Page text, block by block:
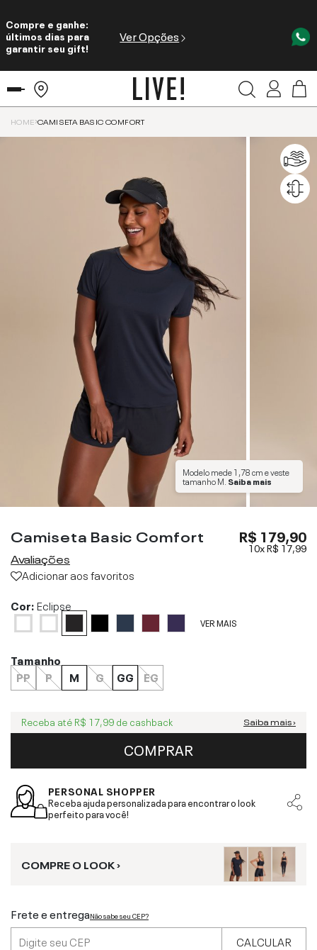
Compre e ganhe:
últimos dias para
garantir seu gift!
Ver Opções
HOME CAMISETA BASIC COMFORT
Modelo mede1,78 cme veste
tamanhoM Saiba mais
Camiseta Basic Comfort
Avaliações
Adicionar aos favoritos
R$ 179,90
10xR$ 17,99
Cor:Eclipse
VER MAIS
Tamanho
PP
P M G GG EG
Receba até R$ 17,99 de cashback Saiba mais ›
COMPRAR
PERSONAL SHOPPER
Receba ajuda personalizada para encontrar o look
perfeito para você!
COMPRE O LOOK ›
Frete e entregaNão sabe seu CEP?
CALCULAR